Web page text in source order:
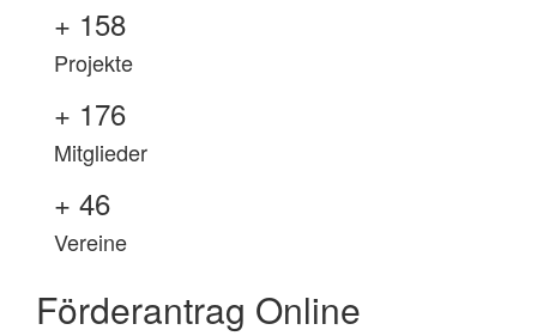
+ 158
Projekte
+ 176
Mitglieder
+ 46
Vereine
Förderantrag Online